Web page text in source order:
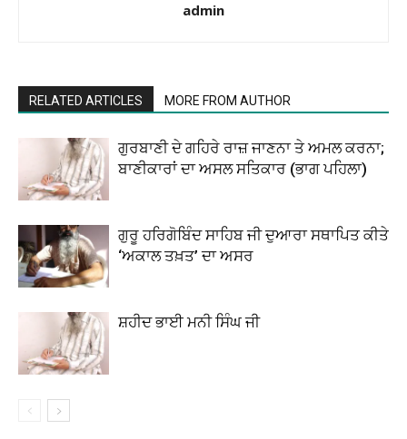
admin
RELATED ARTICLES MORE FROM AUTHOR
ਗੁਰਬਾਣੀ ਦੇ ਗਹਿਰੇ ਰਾਜ਼ ਜਾਣਨਾ ਤੇ ਅਮਲ ਕਰਨਾ;
ਬਾਣੀਕਾਰਾਂ ਦਾ ਅਸਲ ਸਤਿਕਾਰ (ਭਾਗ ਪਹਿਲਾ)
ਗੁਰੂ ਹਰਿਗੋਬਿੰਦ ਸਾਹਿਬ ਜੀ ਦੁਆਰਾ ਸਥਾਪਿਤ ਕੀਤੇ
‘ਅਕਾਲ ਤਖ਼ਤ’ ਦਾ ਅਸਰ
ਸ਼ਹੀਦ ਭਾਈ ਮਨੀ ਸਿੰਘ ਜੀ